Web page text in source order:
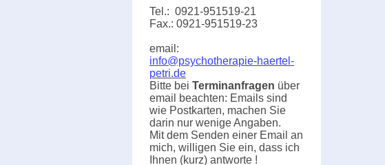
Tel.: 0921-951519-21
Fax.: 0921-951519-23
email:
info@psychotherapie-haertel-
petri.de
Bitte bei Terminanfragen über
email beachten: Emails sind
wie Postkarten, machen Sie
darin nur wenige Angaben.
Mit dem Senden einer Email an
mich, willigen Sie ein, dass ich
Ihnen (kurz) antworte !